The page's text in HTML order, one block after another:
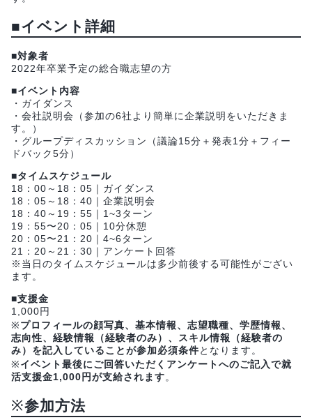
■イベント詳細
■対象者
2022年卒業予定の総合職志望の方
■イベント内容
・ガイダンス
・会社説明会（参加の6社より簡単に企業説明をいただきま
す。）
・グループディスカッション（議論15分＋発表1分＋フィー
ドバック5分）
■タイムスケジュール
18：00～18：05｜ガイダンス
18：05～18：40｜企業説明会
18：40～19：55｜1~3ターン
19：55〜20：05｜10分休憩
20：05〜21：20｜4~6ターン
21：20～21：30｜アンケート回答
※当日のタイムスケジュールは多少前後する可能性がござい
ます。
■支援金
1,000円
※プロフィールの顔写真、基本情報、志望職種、学歴情報、
志向性、経験情報（経験者のみ）、スキル情報（経験者の
み）を記入していることが参加必須条件となります。
※イベント最後にご回答いただくアンケートへのご記入で就
活支援金1,000円が支給されます。
※参加方法